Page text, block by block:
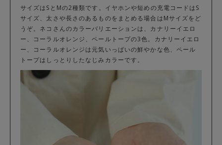
サイズはSとMの2種類です。イヤホンや短めの充電コードはS
サイズ、太さや長さのあるものをまとめる場合はMサイズをど
うぞ。ネコさんのカラーバリエーションは、カナリーイエロ
ー、コーラルオレンジ、ペールトープの3色。カナリーイエロ
ー、コーラルオレンジは元気いっぱいの鮮やかな色、ペール
トープはしっとりしたなじみカラーです。